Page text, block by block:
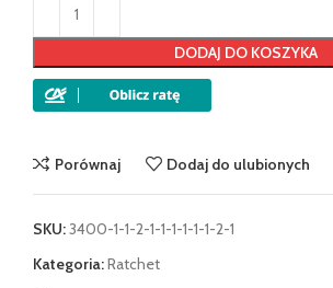
DODAJ DO KOSZYKA
Porównaj Dodaj do ulubionych
SKU:3400-1-1-2-1-1-1-1-1-1-2-1
Kategoria:Ratchet